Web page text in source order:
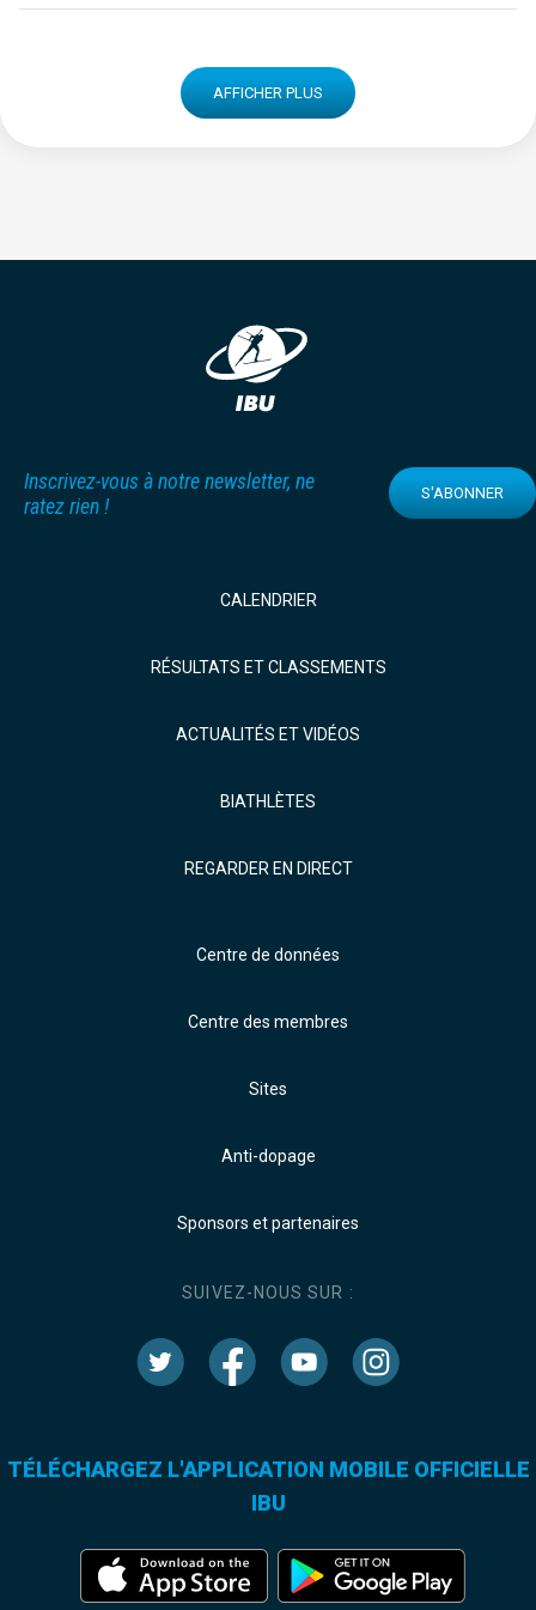
AFFICHER PLUS
Inscrivez-vous à notre newsletter, ne
ratez rien !
S'ABONNER
CALENDRIER
RÉSULTATS ET CLASSEMENTS
ACTUALITÉS ET VIDÉOS
BIATHLÈTES
REGARDER EN DIRECT
Centre de données
Centre des membres
Sites
Anti-dopage
Sponsors et partenaires
SUIVEZ-NOUS SUR :
TÉLÉCHARGEZ L'APPLICATION MOBILE OFFICIELLE
IBU